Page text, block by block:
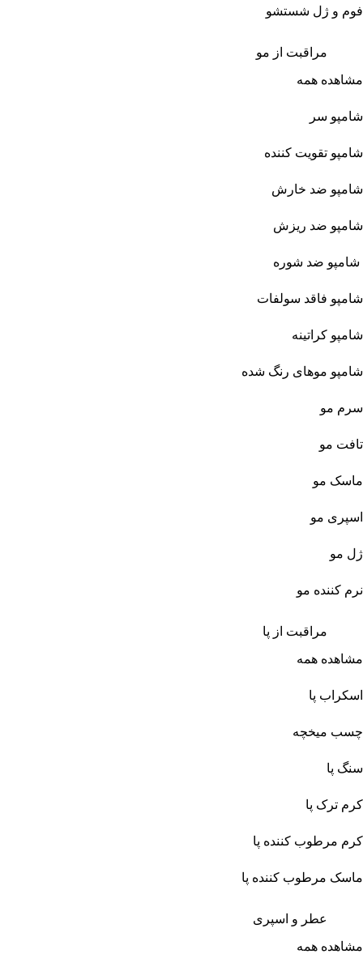
فوم و ژل شستشو
مراقبت از مو
مشاهده همه
شامپو سر
شامپو تقویت کننده
شامپو ضد خارش
شامپو ضد ریزش
شامپو ضد شوره
شامپو فاقد سولفات
شامپو کراتینه
شامپو موهای رنگ شده
سرم مو
تافت مو
ماسک مو
اسپری مو
ژل مو
نرم کننده مو
مراقبت از پا
مشاهده همه
اسکراب پا
چسب میخچه
سنگ پا
کرم ترک پا
کرم مرطوب کننده پا
ماسک مرطوب کننده پا
عطر و اسپری
مشاهده همه